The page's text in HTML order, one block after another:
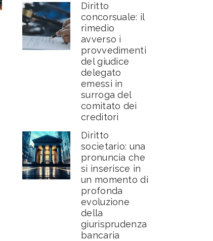
Diritto
concorsuale: il
rimedio
avverso i
provvedimenti
del giudice
delegato
emessi in
surroga del
comitato dei
creditori
Diritto
societario: una
pronuncia che
si inserisce in
un momento di
profonda
evoluzione
della
giurisprudenza
bancaria